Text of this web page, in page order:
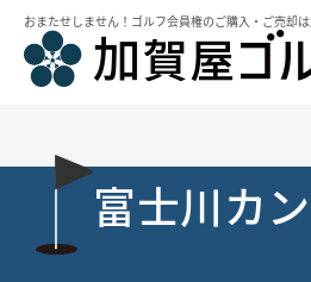
おまたせしません！ゴルフ会員権のご購⼊・ご売却
富士川カ